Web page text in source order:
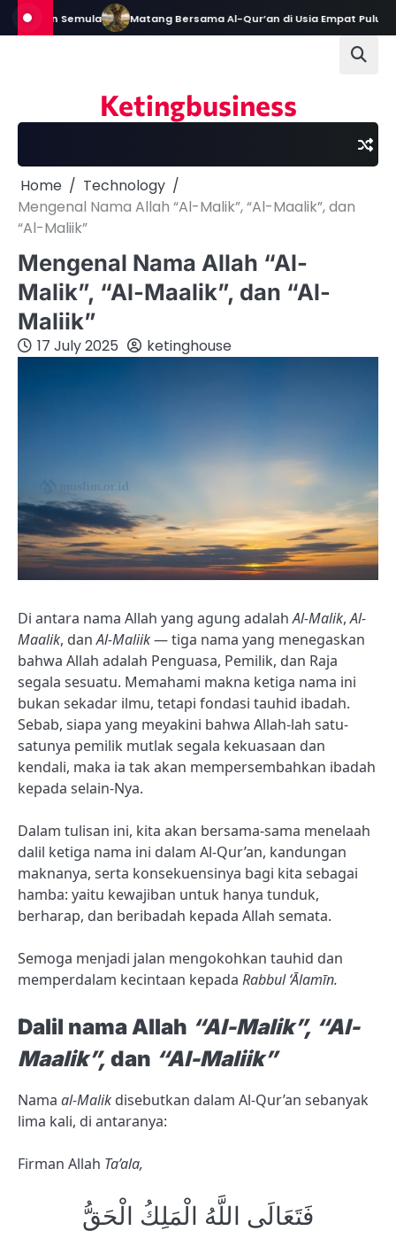
Skip
to
Semula Matang Bersama Al-Qur’an di Usia Empat Puluh
Ketingbusiness
Home
Technology
Mengenal Nama Allah “Al-Malik”, “Al-Maalik”, dan
“Al-Maliik”
Mengenal Nama Allah “Al-
Malik”, “Al-Maalik”, dan “Al-
Maliik”
17 July 2025 ketinghouse
Di antara nama Allah yang agung adalahAl-Malik,Al-
Maalik, danAl-Maliik— tiga nama yang menegaskan
bahwa Allah adalah Penguasa, Pemilik, dan Raja
segala sesuatu. Memahami makna ketiga nama ini
bukan sekadar ilmu, tetapi fondasi tauhid ibadah.
Sebab, siapa yang meyakini bahwa Allah-lah satu-
satunya pemilik mutlak segala kekuasaan dan
kendali, maka ia tak akan mempersembahkan ibadah
kepada selain-Nya.
Dalam tulisan ini, kita akan bersama-sama menelaah
dalil ketiga nama ini dalam Al-Qur’an, kandungan
maknanya, serta konsekuensinya bagi kita sebagai
hamba: yaitu kewajiban untuk hanya tunduk,
berharap, dan beribadah kepada Allah semata.
Semoga menjadi jalan mengokohkan tauhid dan
memperdalam kecintaan kepada Rabbul ‘Ālamīn.
Dalil nama Allah “Al-Malik”, “Al-
Maalik”, dan “Al-Maliik”
Nama al-Malik disebutkan dalam Al-Qur’an sebanyak
lima kali, di antaranya:
Firman Allah Ta’ala,
فَتَعَالَى اللَّهُ الْمَلِكُ الْحَقُّ